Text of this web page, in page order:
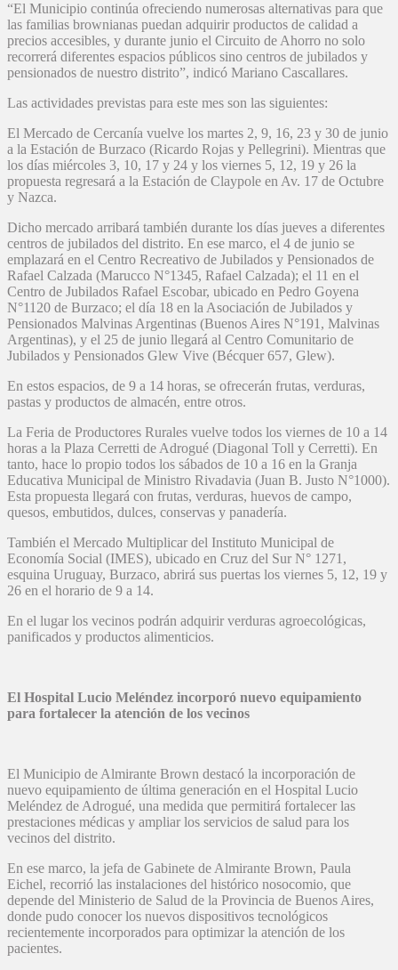
“El Municipio continúa ofreciendo numerosas alternativas para que
las familias brownianas puedan adquirir productos de calidad a
precios accesibles, y durante junio el Circuito de Ahorro no solo
recorrerá diferentes espacios públicos sino centros de jubilados y
pensionados de nuestro distrito”, indicó Mariano Cascallares.
Las actividades previstas para este mes son las siguientes:
El Mercado de Cercanía vuelve los martes 2, 9, 16, 23 y 30 de junio
a la Estación de Burzaco (Ricardo Rojas y Pellegrini). Mientras que
los días miércoles 3, 10, 17 y 24 y los viernes 5, 12, 19 y 26 la
propuesta regresará a la Estación de Claypole en Av. 17 de Octubre
y Nazca.
Dicho mercado arribará también durante los días jueves a diferentes
centros de jubilados del distrito. En ese marco, el 4 de junio se
emplazará en el Centro Recreativo de Jubilados y Pensionados de
Rafael Calzada (Marucco N°1345, Rafael Calzada); el 11 en el
Centro de Jubilados Rafael Escobar, ubicado en Pedro Goyena
N°1120 de Burzaco; el día 18 en la Asociación de Jubilados y
Pensionados Malvinas Argentinas (Buenos Aires N°191, Malvinas
Argentinas), y el 25 de junio llegará al Centro Comunitario de
Jubilados y Pensionados Glew Vive (Bécquer 657, Glew).
En estos espacios, de 9 a 14 horas, se ofrecerán frutas, verduras,
pastas y productos de almacén, entre otros.
La Feria de Productores Rurales vuelve todos los viernes de 10 a 14
horas a la Plaza Cerretti de Adrogué (Diagonal Toll y Cerretti). En
tanto, hace lo propio todos los sábados de 10 a 16 en la Granja
Educativa Municipal de Ministro Rivadavia (Juan B. Justo N°1000).
Esta propuesta llegará con frutas, verduras, huevos de campo,
quesos, embutidos, dulces, conservas y panadería.
También el Mercado Multiplicar del Instituto Municipal de
Economía Social (IMES), ubicado en Cruz del Sur N° 1271,
esquina Uruguay, Burzaco, abrirá sus puertas los viernes 5, 12, 19 y
26 en el horario de 9 a 14.
En el lugar los vecinos podrán adquirir verduras agroecológicas,
panificados y productos alimenticios.
El Hospital Lucio Meléndez incorporó nuevo equipamiento
para fortalecer la atención de los vecinos
El Municipio de Almirante Brown destacó la incorporación de
nuevo equipamiento de última generación en el Hospital Lucio
Meléndez de Adrogué, una medida que permitirá fortalecer las
prestaciones médicas y ampliar los servicios de salud para los
vecinos del distrito.
En ese marco, la jefa de Gabinete de Almirante Brown, Paula
Eichel, recorrió las instalaciones del histórico nosocomio, que
depende del Ministerio de Salud de la Provincia de Buenos Aires,
donde pudo conocer los nuevos dispositivos tecnológicos
recientemente incorporados para optimizar la atención de los
pacientes.